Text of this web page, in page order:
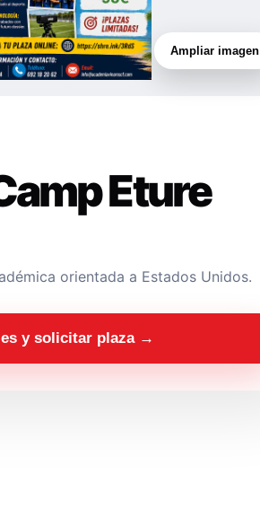
Ampliar imagen
Eture
orientada a Estados Unidos.
y solicitar plaza →